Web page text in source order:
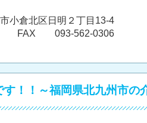
小倉北区日明２丁目13-4
FAX 093-562-0306
す！！～福岡県北九州市